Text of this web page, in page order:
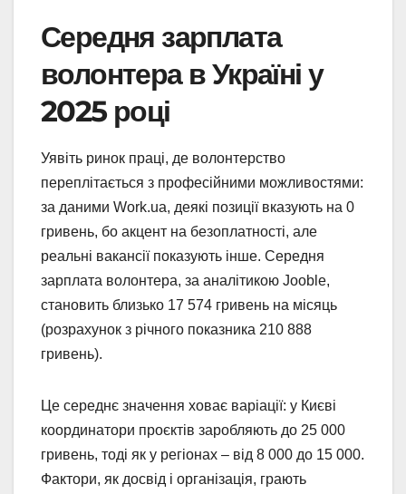
Середня зарплата
волонтера в Україні у
2025 році
Уявіть ринок праці, де волонтерство
переплітається з професійними можливостями:
за даними Work.ua, деякі позиції вказують на 0
гривень, бо акцент на безоплатності, але
реальні вакансії показують інше. Середня
зарплата волонтера, за аналітикою Jooble,
становить близько 17 574 гривень на місяць
(розрахунок з річного показника 210 888
гривень).
Це середнє значення ховає варіації: у Києві
координатори проєктів заробляють до 25 000
гривень, тоді як у регіонах – від 8 000 до 15 000.
Фактори, як досвід і організація, грають